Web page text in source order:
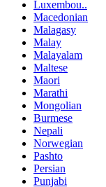
Luxembou..
Macedonian
Malagasy
Malay
Malayalam
Maltese
Maori
Marathi
Mongolian
Burmese
Nepali
Norwegian
Pashto
Persian
Punjabi